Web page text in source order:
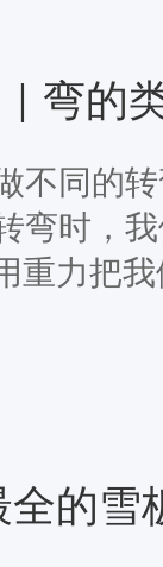
弯的
不同的
弯时，
重力把
在我们
给刃施
全的